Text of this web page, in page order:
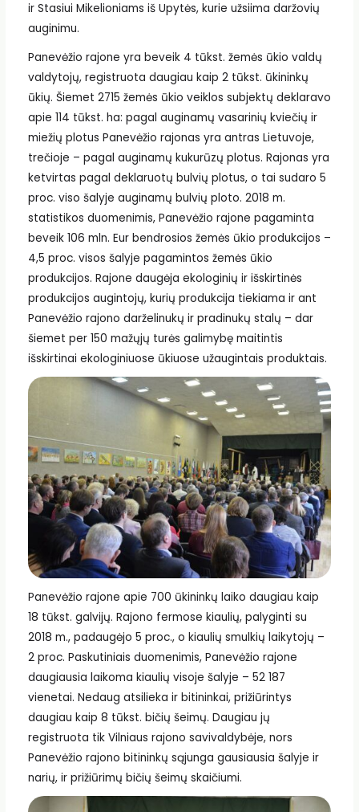
ir Stasiui Mikelioniams iš Upytės, kurie užsiima daržovių
auginimu.
Panevėžio rajone yra beveik 4 tūkst. žemės ūkio valdų
valdytojų, registruota daugiau kaip 2 tūkst. ūkininkų
ūkių. Šiemet 2715 žemės ūkio veiklos subjektų deklaravo
apie 114 tūkst. ha: pagal auginamų vasarinių kviečių ir
miežių plotus Panevėžio rajonas yra antras Lietuvoje,
trečioje – pagal auginamų kukurūzų plotus. Rajonas yra
ketvirtas pagal deklaruotų bulvių plotus, o tai sudaro 5
proc. viso šalyje auginamų bulvių ploto. 2018 m.
statistikos duomenimis, Panevėžio rajone pagaminta
beveik 106 mln. Eur bendrosios žemės ūkio produkcijos –
4,5 proc. visos šalyje pagamintos žemės ūkio
produkcijos. Rajone daugėja ekologinių ir išskirtinės
produkcijos augintojų, kurių produkcija tiekiama ir ant
Panevėžio rajono darželinukų ir pradinukų stalų – dar
šiemet per 150 mažųjų turės galimybę maitintis
išskirtinai ekologiniuose ūkiuose užaugintais produktais.
Panevėžio rajone apie 700 ūkininkų laiko daugiau kaip
18 tūkst. galvijų. Rajono fermose kiaulių, palyginti su
2018 m., padaugėjo 5 proc., o kiaulių smulkių laikytojų –
2 proc. Paskutiniais duomenimis, Panevėžio rajone
daugiausia laikoma kiaulių visoje šalyje – 52 187
vienetai. Nedaug atsilieka ir bitininkai, prižiūrintys
daugiau kaip 8 tūkst. bičių šeimų. Daugiau jų
registruota tik Vilniaus rajono savivaldybėje, nors
Panevėžio rajono bitininkų sąjunga gausiausia šalyje ir
narių, ir prižiūrimų bičių šeimų skaičiumi.